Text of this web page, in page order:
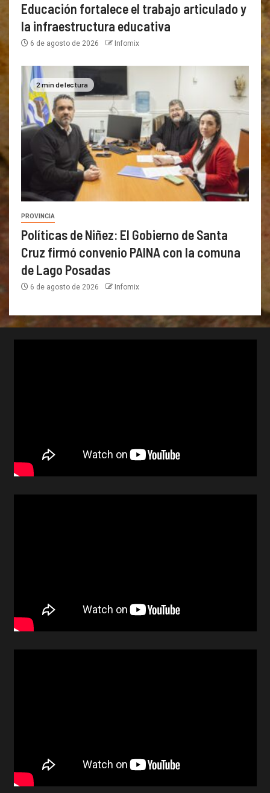
Educación fortalece el trabajo articulado y
la infraestructura educativa
6 de agosto de 2026 Infomix
2 min de lectura
PROVINCIA
Políticas de Niñez: El Gobierno de Santa
Cruz firmó convenio PAINA con la comuna
de Lago Posadas
6 de agosto de 2026 Infomix